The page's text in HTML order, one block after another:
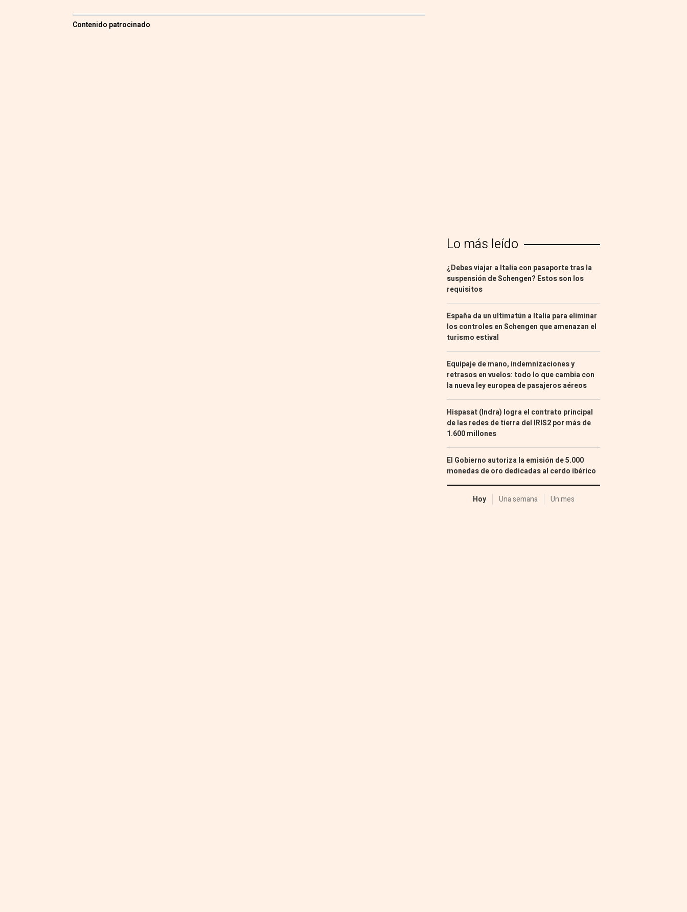
Contenido patrocinado
Lo más leído
¿Debes viajar a Italia con pasaporte tras la
suspensión de Schengen? Estos son los
requisitos
España da un ultimatún a Italia para eliminar
los controles en Schengen que amenazan el
turismo estival
Equipaje de mano, indemnizaciones y
retrasos en vuelos: todo lo que cambia con
la nueva ley europea de pasajeros aéreos
Hispasat (Indra) logra el contrato principal
de las redes de tierra del IRIS2 por más de
1.600 millones
El Gobierno autoriza la emisión de 5.000
monedas de oro dedicadas al cerdo ibérico
Hoy Una semana Un mes